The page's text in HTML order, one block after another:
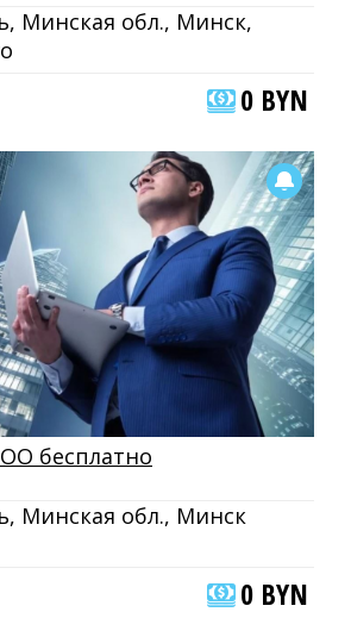
Минская обл., Минск,
0 BYN
бесплатно
Минская обл., Минск
0 BYN